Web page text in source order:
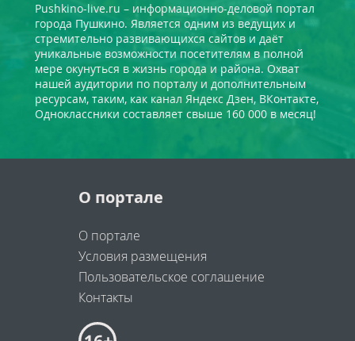
Pushkino-live.ru – информационно-деловой портал
города Пушкино. Является одним из ведущих и
стремительно развивающихся сайтов и даёт
уникальные возможности посетителям в полной
мере окунуться в жизнь города и района. Охват
нашей аудитории по порталу и дополнительным
ресурсам, таким, как канал Яндекс Дзен, ВКонтакте,
Одноклассники составляет свыше 160 000 в месяц!
О портале
О портале
Условия размещения
Пользовательское соглашение
Контакты